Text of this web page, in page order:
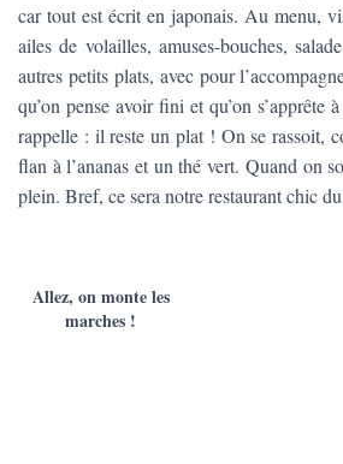
car tout est écrit en japonais. Au menu,
ailes de volailles, amuses-bouches,
autres petits plats, avec pour
qu’on pense avoir fini et qu’on s’apprête
rappelle : il reste un plat ! On se rassoit,
flan à l’ananas et un thé vert. Quand on
plein. Bref, ce sera notre restaurant chic
Allez, on monte les
marches !